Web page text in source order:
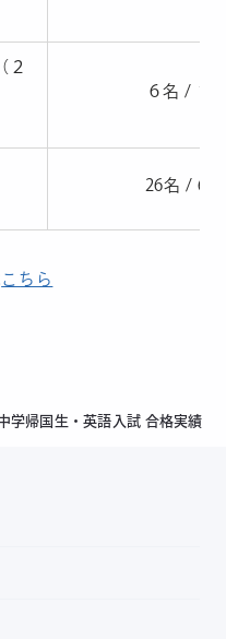
２
６名 / 17
26名 / 67
こちら
学帰国生・英語入試 合格実績